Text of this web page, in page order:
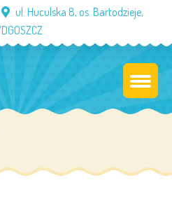
ul. Huculska 8, os. Bartodzieje,